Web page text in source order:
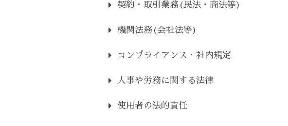
契約・取引業務(民法・商法等)
機関法務(会社法等)
コンプライアンス・社内規定
人事や労務に関する法律
使用者の法的責任